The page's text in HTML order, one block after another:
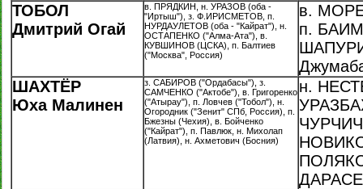
ТОБОЛ
Дмитрий Огай
в. ПРЯДКИН, н. УРАЗОВ (оба -
"Иртыш"), з. Ф.ИРИСМЕТОВ, п.
НУРДАУЛЕТОВ (оба - "Кайрат"), н.
ОСТАПЕНКО ("Алма-Ата"), в.
КУВШИНОВ (ЦСКА), п. Балтиев
("Москва", Россия)
в.
п.
ШАХТЁР
Юха Малинен
з. САБИРОВ ("Ордабасы"), з.
САМЧЕНКО ("Актобе"), в. Григоренко
("Атырау"), п. Ловчев ("Тобол"), н.
Огородник ("Зенит" СПб, Россия), п.
Бжезны (Чехия), в. Бойченко
("Кайрат"), п. Павлюк, н. Михолап
(Латвия), н. Ахметович (Босния)
н.